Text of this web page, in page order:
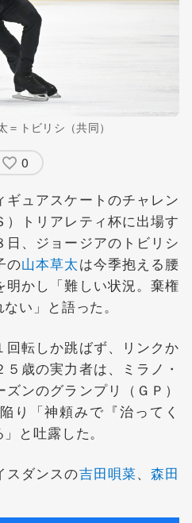
トビリシ（共同）
0
ュアスケートのチャレン
）トリアレティ杯に出場す
日、ジョージアのトビリシ
の山本草太は今季抱える腰
かし「難しい状況。棄権
い」と語った。
転しか跳ばず、リンクか
歳の実力者は、ミラノ・
ンのグランプリ（ＧＰ）
り「神頼みで『治ってく
と吐露した。
スダンスの吉田唄菜、森田